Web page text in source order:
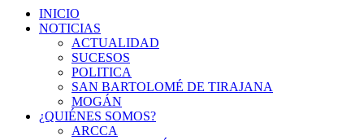
INICIO
NOTICIAS
ACTUALIDAD
SUCESOS
POLITICA
SAN BARTOLOMÉ DE TIRAJANA
MOGÁN
¿QUIÉNES SOMOS?
ARCCA